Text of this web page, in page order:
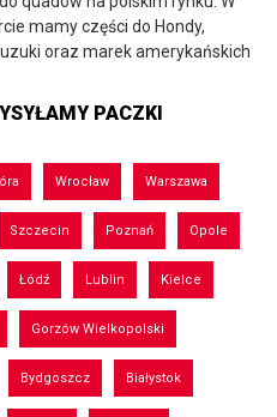
mamy części do Hondy,
oraz marek amerykańskich
PACZKI
Wrocław Warszawa
Szczecin Poznań Opole
Łódź Lublin Kielce
Gorzów Wielkopolski
Bydgoszcz Białystok